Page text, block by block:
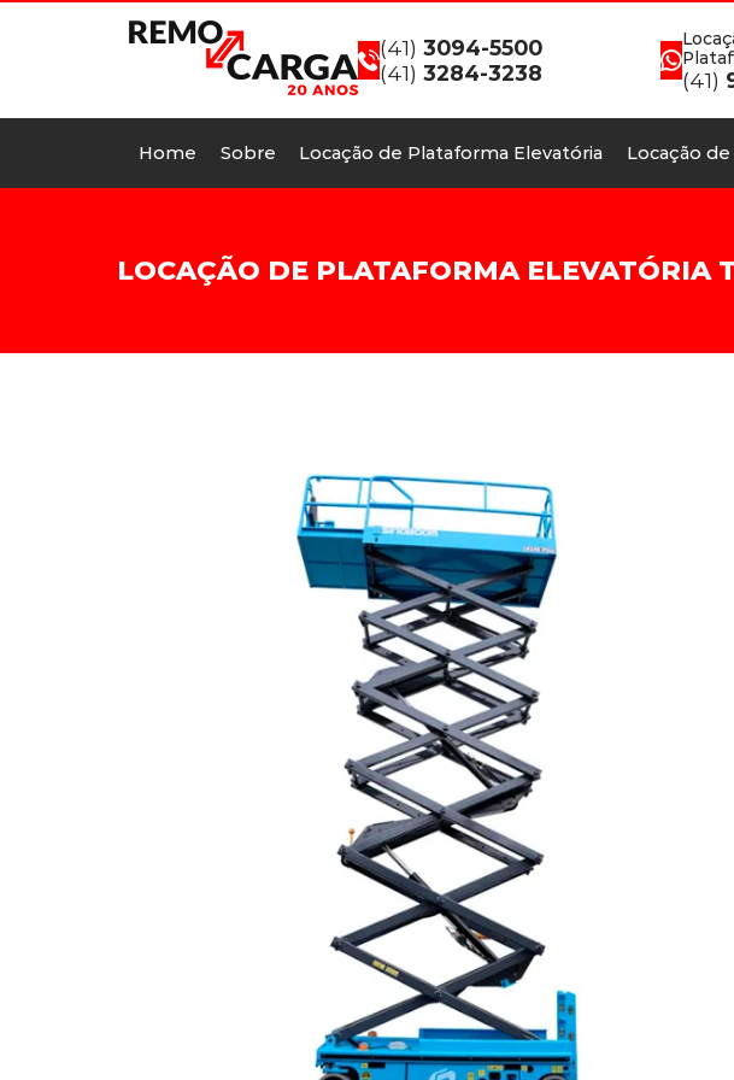
(41) 3094-5500
(41) 3284-3238 (41)
Home Sobre Locação de Plataforma Elevatória Locação
LOCAÇÃO DE PLATAFORMA ELEVATÓRIA